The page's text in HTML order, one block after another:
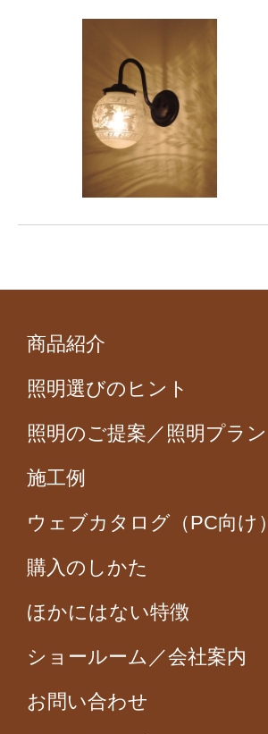
商品紹介
照明選びのヒント
照明のご提案／照明プラン
施工例
ウェブカタログ（PC向け）
購入のしかた
ほかにはない特徴
ショールーム／会社案内
お問い合わせ